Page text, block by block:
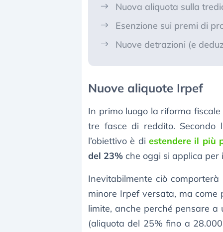
Nuova aliquota sulla
Esenzione sui premi di
Nuove detrazioni (e
Nuove aliquote Irpef
In primo luogo la riforma fiscale
tre fasce di reddito. Secondo
l’obiettivo è diestendere il più
del 23% che oggi si applica per
Inevitabilmente ciò
minore Irpef versata, ma
limite, anche perché pensare
(aliquota del 25% fino a